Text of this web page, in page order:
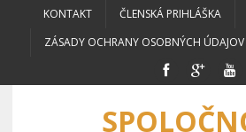
KONTAKT ČLENSKÁ PRIHLÁŠKA
ZÁSADY OCHRANY OSOBNÝCH ÚDAJOV